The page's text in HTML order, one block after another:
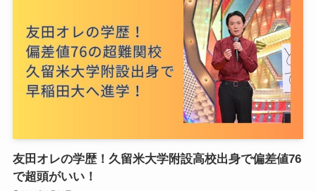
友田オレの学歴！久留米大学附設高校出身で偏差値76
で超頭がいい！